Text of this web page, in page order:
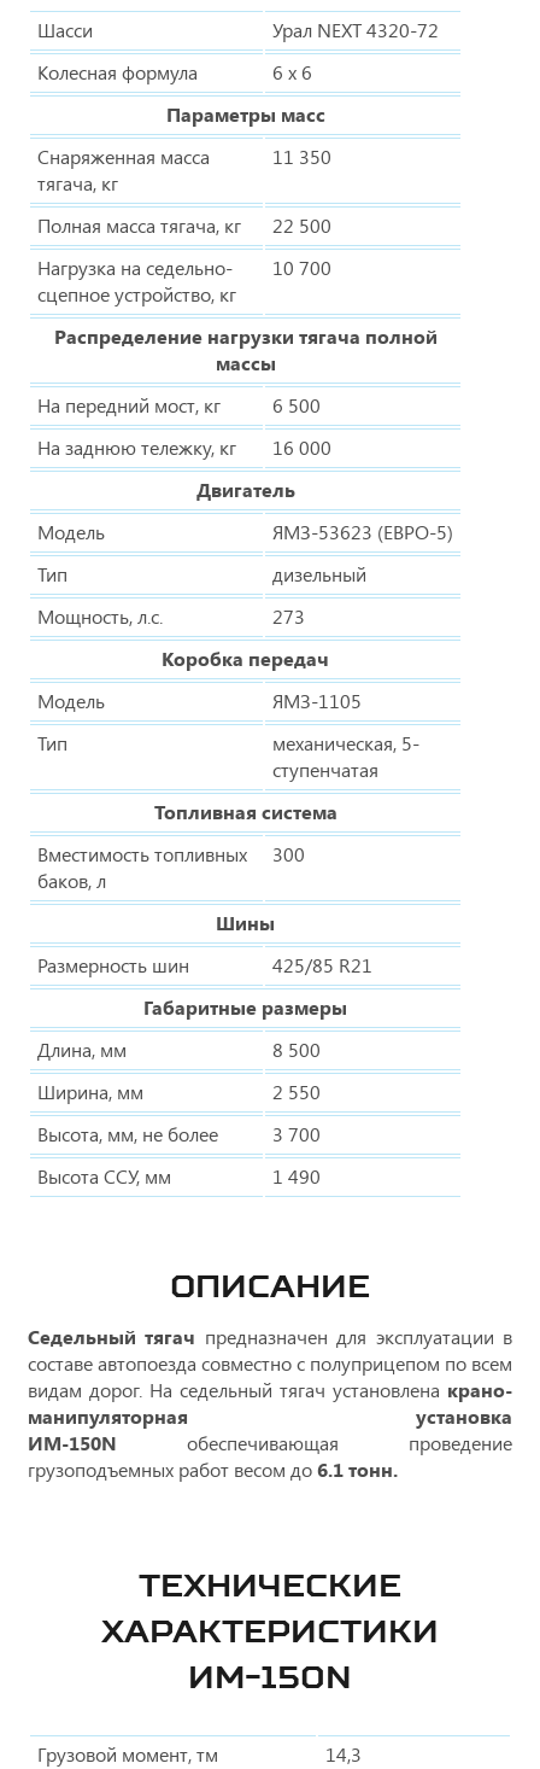
Шасси
Урал NEXT 4320-72
Колесная формула
6 x 6
Параметры масс
Снаряженная масса
тягача, кг
11 350
Полная масса тягача, кг
22 500
Нагрузка на седельно-
сцепное устройство, кг
10 700
Распределение нагрузки тягача полной
массы
На передний мост, кг
6 500
На заднюю тележку, кг
16 000
Двигатель
Модель
ЯМЗ-53623 (ЕВРО-5)
Тип
дизельный
Мощность, л.с.
273
Коробка передач
Модель
ЯМЗ-1105
Тип
механическая, 5-
ступенчатая
Топливная система
Вместимость топливных
баков, л
300
Шины
Размерность шин
425/85 R21
Габаритные размеры
Длина, мм
8 500
Ширина, мм
2 550
Высота, мм, не более
3 700
Высота ССУ, мм
1 490
ОПИСАНИЕ
Седельный тягач предназначен для эксплуатации в
составе автопоезда совместно с полуприцепом по всем
видам дорог. На седельный тягач установлена крано-
манипуляторная установка
ИМ-150N обеспечивающая проведение
грузоподъемных работ весом до6.1 тонн.
ТЕХНИЧЕСКИЕ
ХАРАКТЕРИСТИКИ
ИМ-150N
Грузовой момент, тм
14,3